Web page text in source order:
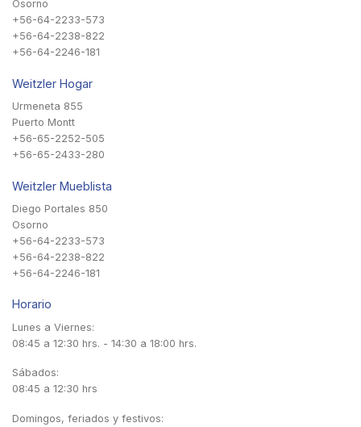
Osorno
+56-64-2233-573
+56-64-2238-822
+56-64-2246-181
Weitzler Hogar
Urmeneta 855
Puerto Montt
+56-65-2252-505
+56-65-2433-280
Weitzler Mueblista
Diego Portales 850
Osorno
+56-64-2233-573
+56-64-2238-822
+56-64-2246-181
Horario
Lunes a Viernes:
08:45 a 12:30 hrs. - 14:30 a 18:00 hrs.
Sábados:
08:45 a 12:30 hrs
Domingos, feriados y festivos: